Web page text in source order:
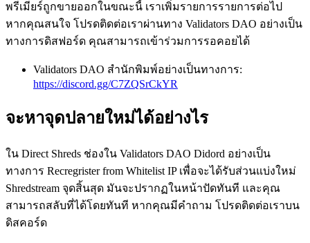
พรีเมียร์ถูกขายออกในขณะนี้ เราเพิ่มรายการรายการต่อไป
หากคุณสนใจ โปรดติดต่อเราผ่านทาง Validators DAO อย่างเป็น
ทางการดิสฟอร์ด คุณสามารถเข้าร่วมการรอคอยได้
Validators DAO สํานักพิมพ์อย่างเป็นทางการ:
https://discord.gg/C7ZQSrCkYR
จะหาจุดปลายใหม่ได้อย่างไร
ใน Direct Shreds ช่องใน Validators DAO Didord อย่างเป็น
ทางการ Recregrister from Whitelist IP เพื่อจะได้รับส่วนแบ่งใหม่
Shredstream จุดสิ้นสุด มันจะปรากฏในหน้าปัดทันที และคุณ
สามารถสลับที่ได้โดยทันที หากคุณมีคําถาม โปรดติดต่อเราบน
ดิสคอร์ด